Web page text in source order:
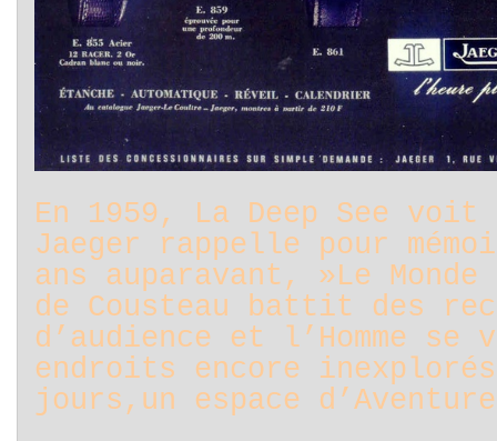
En 1959, La Deep See
Jaeger rappelle pour
ans auparavant, »Le
de Cousteau battit des
d’audience et l’Homme
endroits encore
jours,un espace